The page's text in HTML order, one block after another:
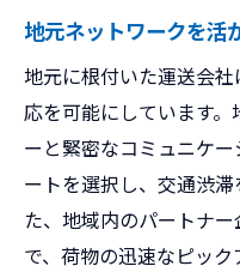
地元ネットワークを活
地元に根付いた運送会
応を可能にしています
ーと緊密なコミュニケ
ートを選択し、交通渋
た、地域内のパートナ
で、荷物の迅速なピッ